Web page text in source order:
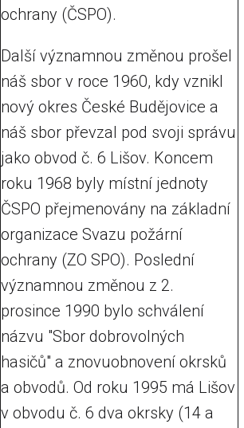
ochrany (ČSPO).
Další významnou změnou prošel
náš sbor v roce 1960, kdy vznikl
nový okres České Budějovice a
náš sbor převzal pod svoji správu
jako obvod č. 6 Lišov. Koncem
roku 1968 byly místní jednoty
ČSPO přejmenovány na základní
organizace Svazu požární
ochrany (ZO SPO). Poslední
významnou změnou z 2.
prosince 1990 bylo schválení
názvu "Sbor dobrovolných
hasičů" a znovuobnovení okrsků
a obvodů. Od roku 1995 má Lišov
v obvodu č. 6 dva okrsky (14 a